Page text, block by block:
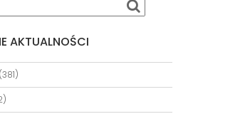
AKTUALNOŚCI